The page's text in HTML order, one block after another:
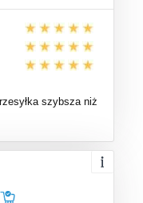
szybsza niż